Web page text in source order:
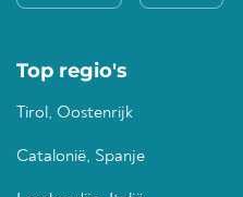
Top regio's
Tirol, Oostenrijk
Catalonië, Spanje